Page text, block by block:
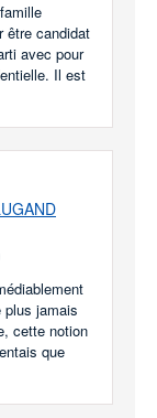
être candidat
avec pour
Il est
plus jamais
cette notion
que